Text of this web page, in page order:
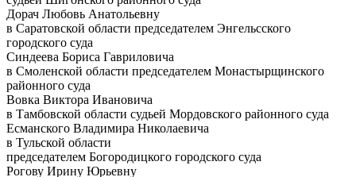
Дорач Любовь Анатольевну
в Саратовской области председателем Энгельсского
городского суда
Синдеева Бориса Гавриловича
в Смоленской области председателем Монастырщинского
районного суда
Вовка Виктора Ивановича
в Тамбовской области судьей Мордовского районного суда
Есманского Владимира Николаевича
в Тульской области
председателем Богородицкого городского суда
Рогову Ирину Юрьевну